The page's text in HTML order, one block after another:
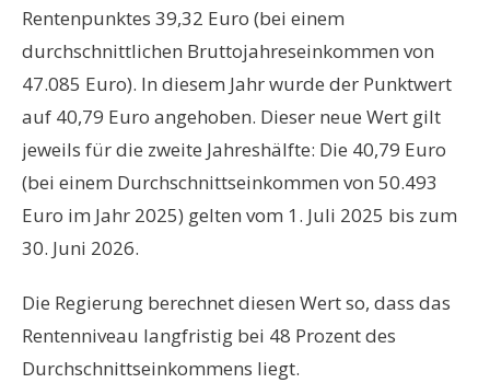
Rentenpunktes 39,32 Euro (bei einem
durchschnittlichen Bruttojahreseinkommen von
47.085 Euro). In diesem Jahr wurde der Punktwert
auf 40,79 Euro angehoben. Dieser neue Wert gilt
jeweils für die zweite Jahreshälfte: Die 40,79 Euro
(bei einem Durchschnittseinkommen von 50.493
Euro im Jahr 2025) gelten vom 1. Juli 2025 bis zum
30. Juni 2026.
Die Regierung berechnet diesen Wert so, dass das
Rentenniveau langfristig bei 48 Prozent des
Durchschnittseinkommens liegt.